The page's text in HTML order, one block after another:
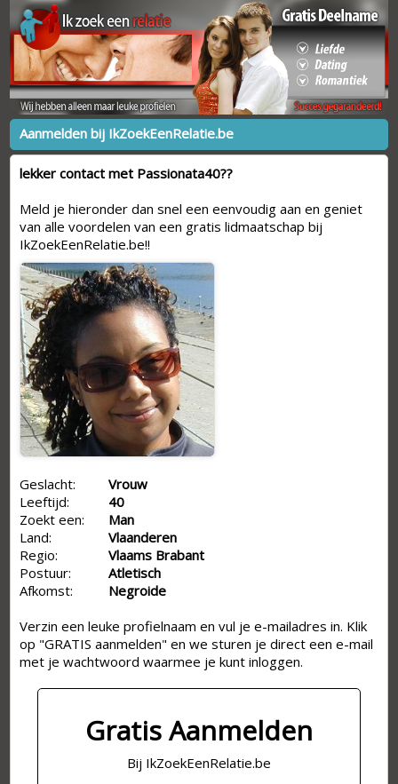
Aanmelden bij IkZoekEenRelatie.be
lekker contact met Passionata40??
Meld je hieronder dan snel een eenvoudig aan en geniet
van alle voordelen van een gratis lidmaatschap bij
IkZoekEenRelatie.be!!
Geslacht:
Vrouw
Leeftijd:
40
Zoekt een:
Man
Land:
Vlaanderen
Regio:
Vlaams Brabant
Postuur:
Atletisch
Afkomst:
Negroide
Verzin een leuke profielnaam en vul je e-mailadres in. Klik
op "GRATIS aanmelden" en we sturen je direct een e-mail
met je wachtwoord waarmee je kunt inloggen.
Gratis Aanmelden
Bij IkZoekEenRelatie.be